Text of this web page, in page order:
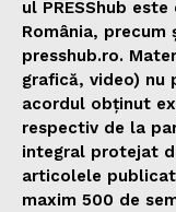
ul PRESShub
România,
presshub.ro.
grafică, video)
acordul obținut
respectiv de la
integral protejat
articolele
maxim 500 de